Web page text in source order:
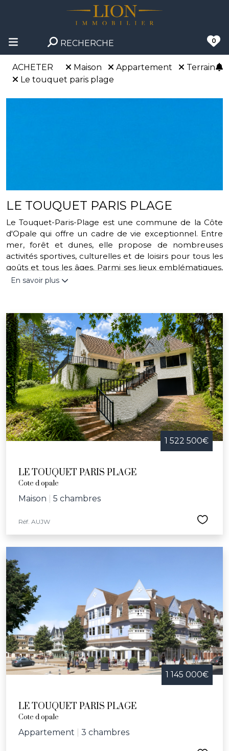
RECHERCHE 0
ACHETER Maison Appartement
Terrain
Le touquet paris plage
LE TOUQUET PARIS PLAGE
Le Touquet-Paris-Plage est une commune de la Côte
d'Opale qui offre un cadre de vie exceptionnel. Entre
mer, forêt et dunes, elle propose de nombreuses
activités sportives, culturelles et de loisirs pour tous les
goûts et tous les âges. Parmi ses lieux emblématiques,
on peut citer le phare, le musée du Touquet-Paris-
caractéristiques sont le festival des cerfs-volants, le
rallye automobile, le salon du livre ou encore les
courses hippiques. Le Touquet-Paris-Plage a aussi un
charme unique avec ses villas typiques, ses marchés
locaux, ses boutiques élégantes et ses restaurants
gastronomiques. C'est une destination attrayante pour
profiter de la nature, de la culture et du bien-être.
En savoir plus
1 522 500€
LE TOUQUET PARIS PLAGE
Cote d opale
Maison 5 chambres
Réf. AUJW
1 145 000€
LE TOUQUET PARIS PLAGE
Cote d opale
Appartement 3 chambres